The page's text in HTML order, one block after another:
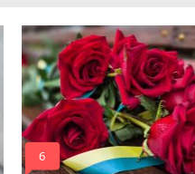
mode_comment
6